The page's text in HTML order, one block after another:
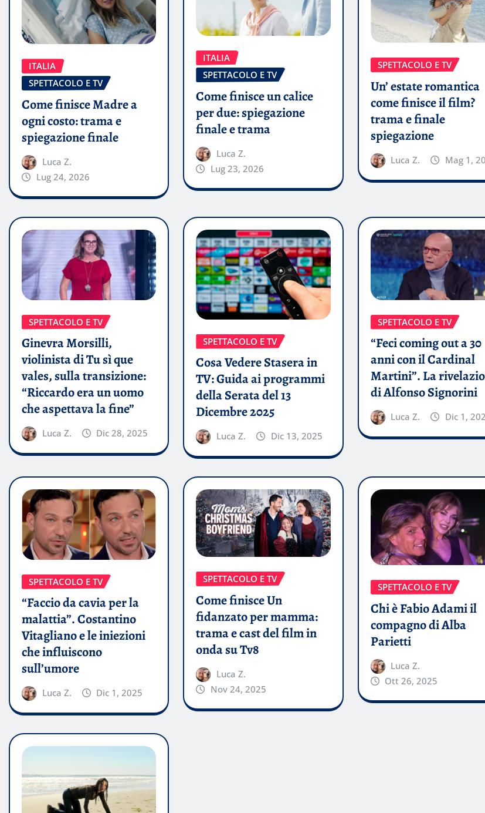
ITALIA
SPETTACOLO E TV
Come finisce Madre a
ogni costo: trama e
spiegazione finale
Luca Z.
Lug 24, 2026
ITALIA
SPETTACOLO E TV
Come finisce un calice
per due: spiegazione
finale e trama
Luca Z.
Lug 23, 2026
SPETTACOLO E TV
Un’ estate romantica
come finisce il film?
trama e finale
spiegazione
Luca Z. Mag 1,
SPETTACOLO E TV
Ginevra Morsilli,
violinista di Tu sì que
vales, sulla transizione:
“Riccardo era un uomo
che aspettava la fine”
Luca Z. Dic 28, 2025
SPETTACOLO E TV
Cosa Vedere Stasera in
TV: Guida ai programmi
della Serata del 13
Dicembre 2025
Luca Z. Dic 13, 2025
SPETTACOLO E TV
“Feci coming out a 30
anni con il Cardinal
Martini”. La
di Alfonso Signorini
Luca Z. Dic 1,
SPETTACOLO E TV
“Faccio da cavia per la
malattia”. Costantino
Vitagliano e le iniezioni
che influiscono
sull’umore
Luca Z. Dic 1, 2025
SPETTACOLO E TV
Come finisce Un
fidanzato per mamma:
trama e cast del film in
onda su Tv8
Luca Z.
Nov 24, 2025
SPETTACOLO E TV
Chi è Fabio Adami il
compagno di Alba
Parietti
Luca Z.
Ott 26, 2025